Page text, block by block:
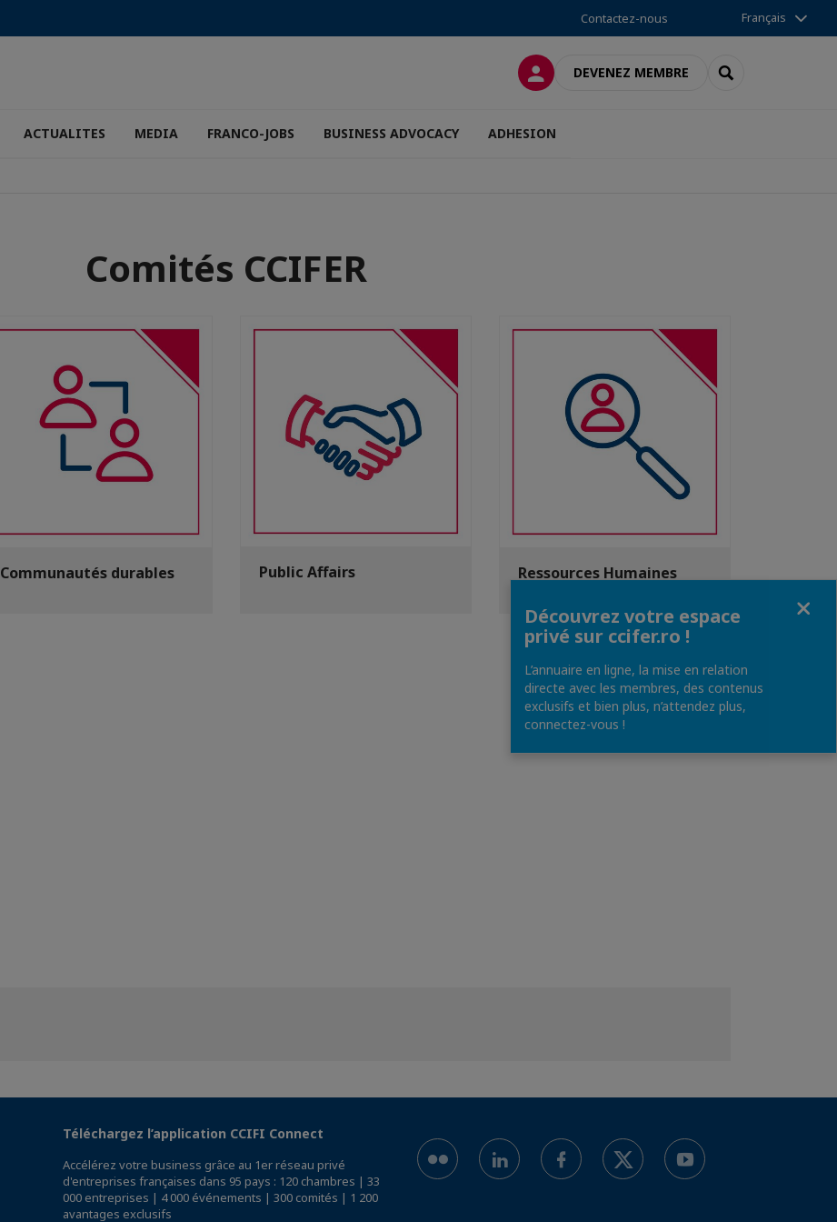
Contactez-nous Français
CONNEXIONDEVENEZ MEMBRE RECHERCHER
ACTUALITES MEDIA FRANCO-JOBS BUSINESS ADVOCACY ADHESION
Comités CCIFER
Communautés durables Public Affairs Ressources Humaines
Téléchargez l’application CCIFI Connect
Accélérez votre business grâce au 1er réseau privé
d'entreprises françaises dans 95 pays : 120 chambres | 33
000 entreprises | 4 000 événements | 300 comités | 1 200
avantages exclusifs
Découvrez votre espace
privé sur ccifer.ro !
L’annuaire en ligne, la mise en relation
directe avec les membres, des contenus
exclusifs et bien plus, n’attendez plus,
connectez-vous !